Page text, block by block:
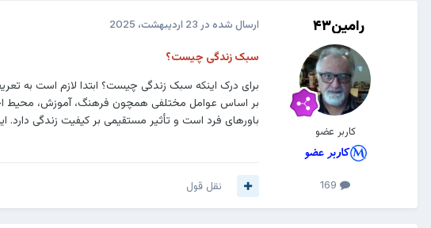
رامین۴۳
کاربر عضو
ارسال شده در 23 اردیبهشت، 2025
سبک زندگی چیست؟
برای درک اینکه سبک زندگی چیست؟ ابتدا لازم است به
بر اساس عوامل مختلفی همچون فرهنگ، آموزش، محیط
باورهای فرد است و تأثیر مستقیمی بر کیفیت زندگی
نقل قول